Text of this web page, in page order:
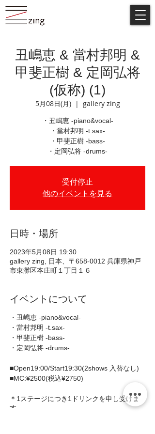
丑嶋恵 & 當村邦明 &
甲斐正樹 & 定岡弘将
(仮称) (1)
5月08日(月)
  |
gallery zing
・丑嶋恵 -piano&vocal-
・當村邦明 -t.sax-
・甲斐正樹 -bass-
・定岡弘将 -drums-
受付停止
他のイベントを見る
日時・場所
2023年5月08日 19:30
gallery zing, 日本、〒658-0012 兵庫県神戸
市東灘区本庄町１丁目１６
イベントについて
・丑嶋恵 -piano&vocal-
・當村邦明 -t.sax-
・甲斐正樹 -bass-
・定岡弘将 -drums-
■Open19:00/Start19:30(2shows 入替なし)
■MC:¥2500(税込¥2750)
＊1ステージにつき1ドリンクを申し受けま
す。